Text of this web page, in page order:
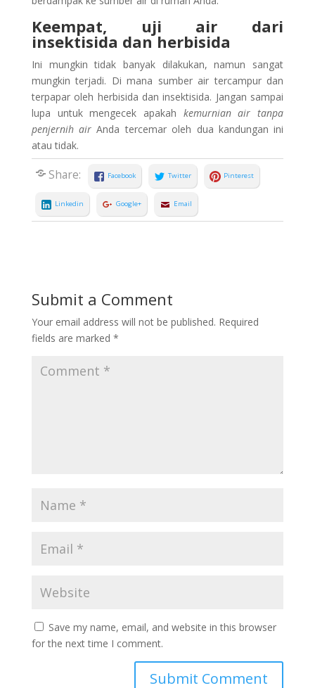
Keempat, uji air dari
insektisida dan herbisida
Ini mungkin tidak banyak dilakukan, namun sangat
mungkin terjadi. Di mana sumber air tercampur dan
terpapar oleh herbisida dan insektisida. Jangan sampai
lupa untuk mengecek apakah kemurnian air tanpa
penjernih air Anda tercemar oleh dua kandungan ini
atau tidak.
Share: Facebook Twitter Pinterest
Linkedin Google+ Email
Submit a Comment
Your email address will not be published. Required
fields are marked *
Save my name, email, and website in this browser
for the next time I comment.